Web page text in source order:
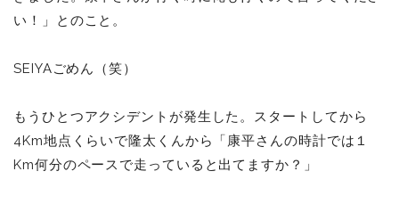
い！」とのこと。
SEIYAごめん（笑）
もうひとつアクシデントが発生した。スタートしてから
4Km地点くらいで隆太くんから「康平さんの時計では１
Km何分のペースで走っていると出てますか？」